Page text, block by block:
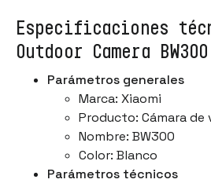
Especificaciones
Outdoor Camera
Parámetros generales
Marca: Xiaomi
Producto: Cámara de
Nombre: BW300
Color: Blanco
Parámetros técnicos